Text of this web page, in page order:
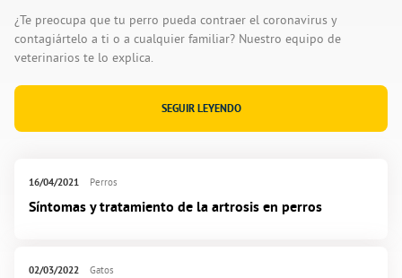
¿Te preocupa que tu perro pueda contraer el coronavirus y
contagiártelo a ti o a cualquier familiar? Nuestro equipo de
veterinarios te lo explica.
SEGUIR LEYENDO
16/04/2021 Perros
Síntomas y tratamiento de la artrosis en perros
02/03/2022 Gatos